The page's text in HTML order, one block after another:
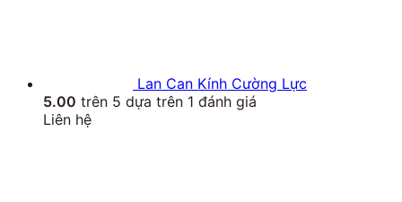
Lan Can Kính Cường Lực
5.00 trên 5 dựa trên 1 đánh giá
Liên hệ